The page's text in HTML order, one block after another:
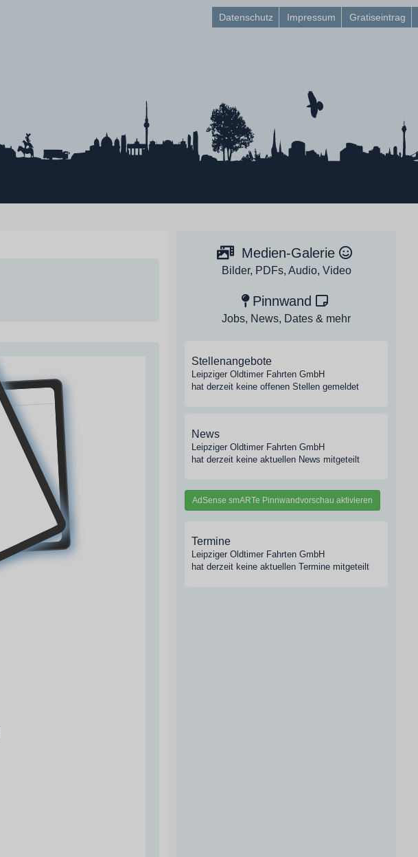
Datenschutz Impressum Gratiseintrag
Medien-Galerie
Bilder, PDFs, Audio, Video
Pinnwand
Jobs, News, Dates & mehr
Stellenangebote
Leipziger Oldtimer Fahrten GmbH
hat derzeit keine offenen Stellen gemeldet
News
Leipziger Oldtimer Fahrten GmbH
hat derzeit keine aktuellen News mitgeteilt
AdSense smARTe Pinnwandvorschau aktivieren
Termine
Leipziger Oldtimer Fahrten GmbH
hat derzeit keine aktuellen Termine mitgeteilt